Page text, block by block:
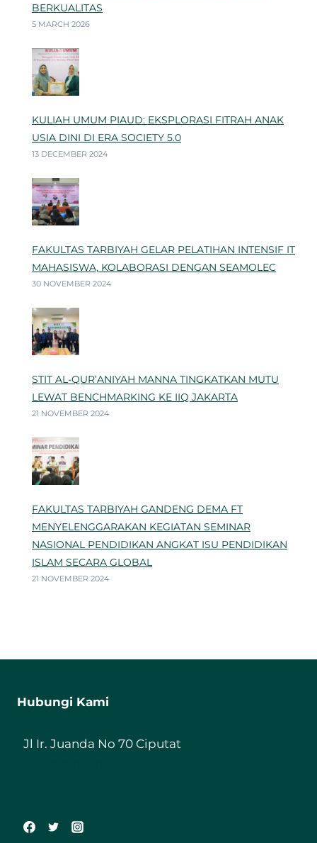
BERKUALITAS
5 MARCH 2026
KULIAH UMUM PIAUD: EKSPLORASI FITRAH ANAK
USIA DINI DI ERA SOCIETY 5.0
13 DECEMBER 2024
FAKULTAS TARBIYAH GELAR PELATIHAN INTENSIF IT
MAHASISWA, KOLABORASI DENGAN SEAMOLEC
30 NOVEMBER 2024
STIT AL-QUR’ANIYAH MANNA TINGKATKAN MUTU
LEWAT BENCHMARKING KE IIQ JAKARTA
21 NOVEMBER 2024
FAKULTAS TARBIYAH GANDENG DEMA FT
MENYELENGGARAKAN KEGIATAN SEMINAR
NASIONAL PENDIDIKAN ANGKAT ISU PENDIDIKAN
ISLAM SECARA GLOBAL
21 NOVEMBER 2024
Hubungi Kami
Jl Ir. Juanda No 70 Ciputat